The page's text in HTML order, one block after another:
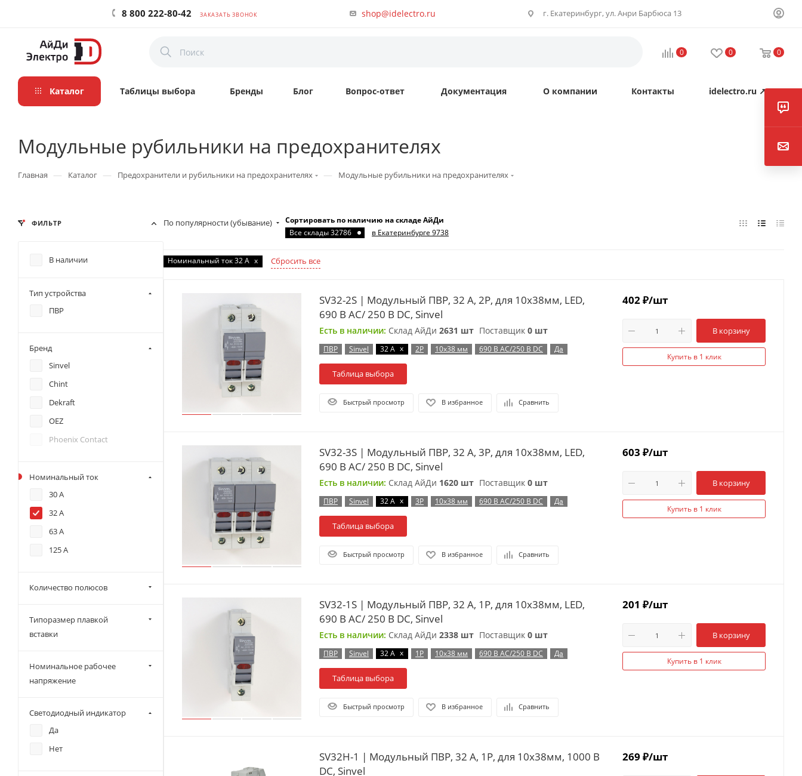
8 800 222-80-42 ЗАКАЗАТЬ ЗВОНОК shop@idelectro.ru г. Екатеринбург, ул. Анри Барбюса 13
0 0 0
Каталог Таблицы выбора Бренды Блог Вопрос-ответ Документация О компании Контакты idelectro.ru ↗
Модульные рубильники на предохранителях
Главная — Каталог — Предохранители и рубильники на предохранителях — Модульные рубильники на предохранителях
По популярности (убывание)
Сортировать по наличию на складе АйДи
Все склады 32786
в Екатеринбурге 9738
Номинальный ток 32 А x Сбросить все
SV32-2S | Модульный ПВР, 32 А, 2Р, для 10х38мм, LED,
690 B AC/ 250 B DC, Sinvel
Есть в наличии: Склад АйДи 2631 шт Поставщик 0 шт
ПВР Sinvel 32 А x 2P 10х38 мм 690 В AC/250 В DC Да
Таблица выбора
Быстрый просмотр В избранное Сравнить
402₽/шт
В корзину
Купить в 1 клик
SV32-3S | Модульный ПВР, 32 А, 3Р, для 10х38мм, LED,
690 B AC/ 250 B DC, Sinvel
Есть в наличии: Склад АйДи 1620 шт Поставщик 0 шт
ПВР Sinvel 32 А x 3P 10х38 мм 690 В AC/250 В DC Да
Таблица выбора
Быстрый просмотр В избранное Сравнить
603 ₽/шт
В корзину
Купить в 1 клик
SV32-1S | Модульный ПВР, 32 А, 1Р, для 10х38мм, LED,
690 B AC/ 250 B DC, Sinvel
Есть в наличии: Склад АйДи 2338 шт Поставщик 0 шт
ПВР Sinvel 32 А x 1P 10х38 мм 690 В AC/250 В DC Да
Таблица выбора
Быстрый просмотр В избранное Сравнить
201 ₽/шт
В корзину
Купить в 1 клик
SV32H-1 | Модульный ПВР, 32 А, 1Р, для 10х38мм, 1000 B
DC, Sinvel
269 ₽/шт
ФИЛЬТР
В наличии
Тип устройства
ПВР
Бренд
Sinvel
Chint
Dekraft
OEZ
Phoenix Contact
Номинальный ток
30 А
32 А
63 А
125 А
Количество полюсов
Типоразмер плавкой
вставки
Номинальное рабочее
напряжение
Светодиодный индикатор
Да
Нет